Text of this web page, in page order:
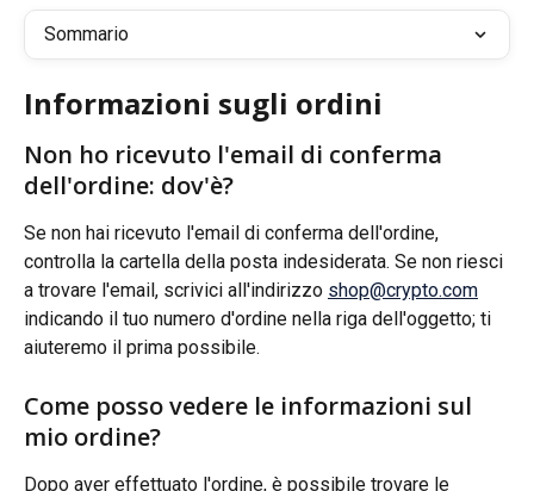
Sommario
Informazioni sugli ordini
Non ho ricevuto l'email di conferma
dell'ordine: dov'è?
Se non hai ricevuto l'email di conferma dell'ordine,
controlla la cartella della posta indesiderata. Se non riesci
a trovare l'email, scrivici all'indirizzo shop@crypto.com
indicando il tuo numero d'ordine nella riga dell'oggetto; ti
aiuteremo il prima possibile.
Come posso vedere le informazioni sul
mio ordine?
Dopo aver effettuato l'ordine, è possibile trovare le